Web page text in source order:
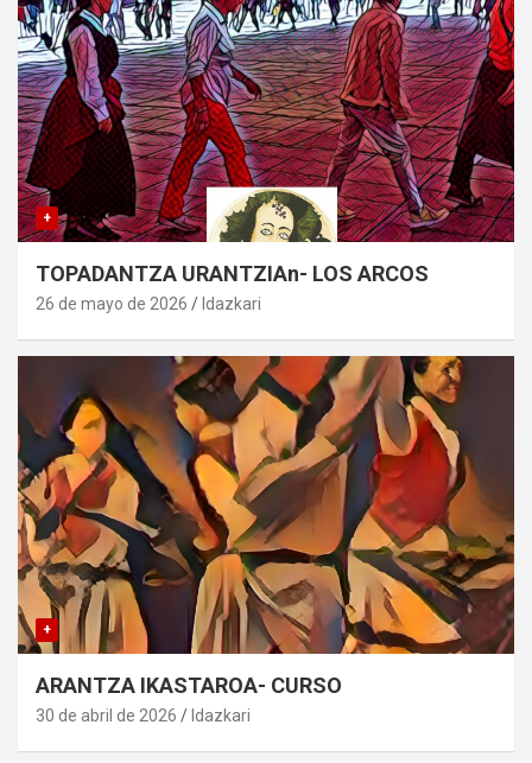
+
TOPADANTZA URANTZIAn- LOS ARCOS
26 de mayo de 2026 Idazkari
+
ARANTZA IKASTAROA- CURSO
30 de abril de 2026 Idazkari